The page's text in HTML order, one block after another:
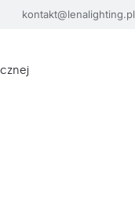
kontakt@lenalighting.pl